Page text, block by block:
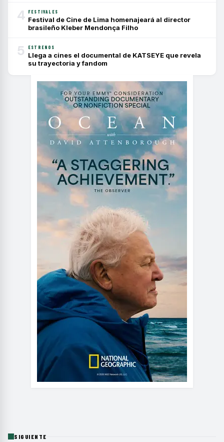
4 FESTIVALES
Festival de Cine de Lima homenajeará al director
brasileño Kleber Mendonça Filho
5 ESTRENOS
Llega a cines el documental de KATSEYE que revela
su trayectoria y fandom
SIGUIENTE